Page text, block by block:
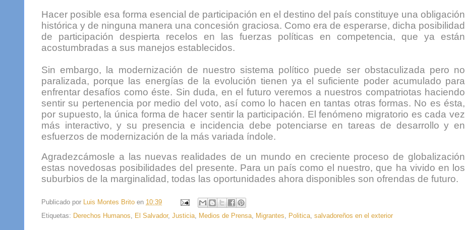
Hacer posible esa forma esencial de participación en el destino del país constituye una obligación
histórica y de ninguna manera una concesión graciosa. Como era de esperarse, dicha posibilidad
de participación despierta recelos en las fuerzas políticas en competencia, que ya están
acostumbradas a sus manejos establecidos.
Sin embargo, la modernización de nuestro sistema político puede ser obstaculizada pero no
paralizada, porque las energías de la evolución tienen ya el suficiente poder acumulado para
enfrentar desafíos como éste. Sin duda, en el futuro veremos a nuestros compatriotas haciendo
sentir su pertenencia por medio del voto, así como lo hacen en tantas otras formas. No es ésta,
por supuesto, la única forma de hacer sentir la participación. El fenómeno migratorio es cada vez
más interactivo, y su presencia e incidencia debe potenciarse en tareas de desarrollo y en
esfuerzos de modernización de la más variada índole.
Agradezcámosle a las nuevas realidades de un mundo en creciente proceso de globalización
estas novedosas posibilidades del presente. Para un país como el nuestro, que ha vivido en los
suburbios de la marginalidad, todas las oportunidades ahora disponibles son ofrendas de futuro.
Publicado por Luis Montes Brito en 10:39
Etiquetas: Derechos Humanos El Salvador, Justicia Medios de Prensa Migrantes Politica salvadoreños en el exterior